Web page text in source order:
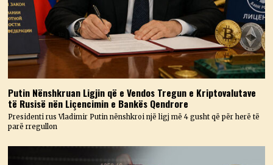
Putin Nënshkruan Ligjin që e Vendos Tregun e Kriptovalutave
të Rusisë nën Liçencimin e Bankës Qendrore
Presidenti rus Vladimir Putin nënshkroi një ligj më 4 gusht që për herë të
parë rregullon